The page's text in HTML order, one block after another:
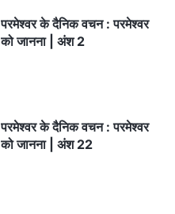
परमेश्वर के दैनिक वचन : परमेश्वर
को जानना | अंश 2
परमेश्वर के दैनिक वचन : परमेश्वर
को जानना | अंश 22